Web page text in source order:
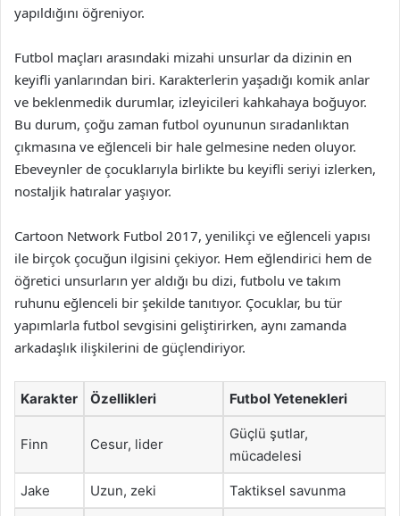
yapıldığını öğreniyor.
Futbol maçları arasındaki mizahi unsurlar da dizinin en
keyifli yanlarından biri. Karakterlerin yaşadığı komik anlar
ve beklenmedik durumlar, izleyicileri kahkahaya boğuyor.
Bu durum, çoğu zaman futbol oyununun sıradanlıktan
çıkmasına ve eğlenceli bir hale gelmesine neden oluyor.
Ebeveynler de çocuklarıyla birlikte bu keyifli seriyi izlerken,
nostaljik hatıralar yaşıyor.
Cartoon Network Futbol 2017, yenilikçi ve eğlenceli yapısı
ile birçok çocuğun ilgisini çekiyor. Hem eğlendirici hem de
öğretici unsurların yer aldığı bu dizi, futbolu ve takım
ruhunu eğlenceli bir şekilde tanıtıyor. Çocuklar, bu tür
yapımlarla futbol sevgisini geliştirirken, aynı zamanda
arkadaşlık ilişkilerini de güçlendiriyor.
Karakter Özellikleri Futbol Yetenekleri
Finn Cesur, lider
Güçlü şutlar,
mücadelesi
Jake Uzun, zeki Taktiksel savunma